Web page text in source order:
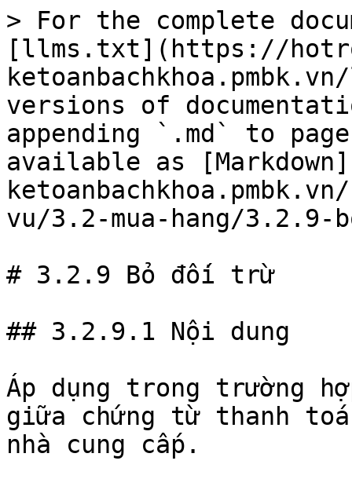
> For the complete
[llms.txt](https://
versions of
appending `.md` to
available as
vu/3.2-mua-hang/
# 3.2.9 Bỏ đối trừ
## 3.2.9.1 Nội dung
Áp dụng trong trường
giữa chứng từ thanh
nhà cung cấp.